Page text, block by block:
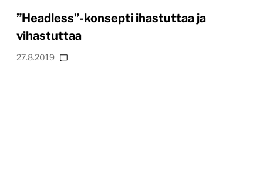
”Headless”-konsepti ihastuttaa ja
vihastuttaa
27.8.2019